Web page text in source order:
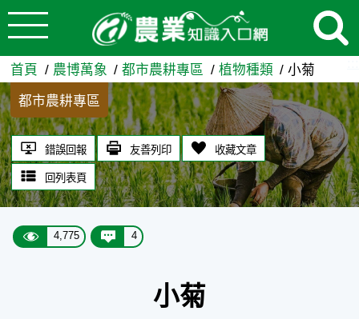
跳到主要內容
小菊 - 農業知識入口網
首頁 農博萬象 都市農耕專區 植物種類 小菊
都市農耕專區
錯誤回報 友善列印 收藏文章
回列表頁
4,775 4
小菊